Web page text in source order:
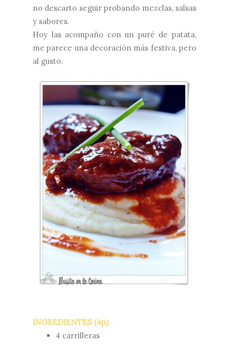
no descarto seguir probando mezclas, salsas
y sabores.
Hoy las acompaño con un puré de patata,
me parece una decoración más festiva, pero
al gusto.
INGREDIENTES (4p):
4 carrilleras